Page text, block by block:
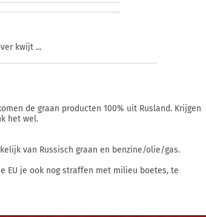
kwijt ...
de graan producten 100% uit Rusland. Krijgen
het wel.
van Russisch graan en benzine/olie/gas.
EU je ook nog straffen met milieu boetes, te